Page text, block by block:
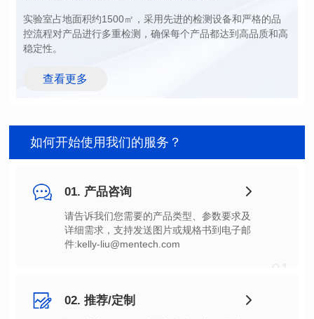
稳定性。
查看更多
如何开始使用我们的服务？
01. 产品咨询
件:kelly-liu@mentech.com
02. 推荐/定制